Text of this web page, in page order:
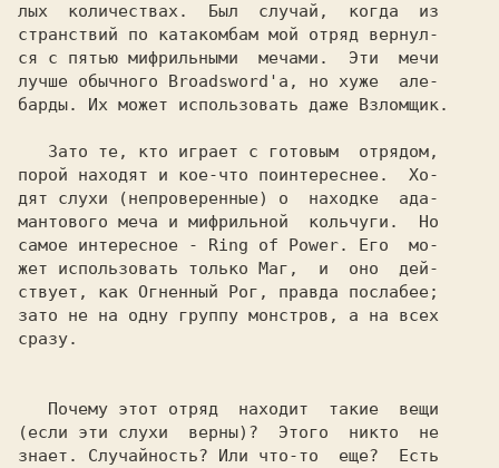
лых  количествах.  Был  случай,  когда  из
странствий по катакомбам мой отряд вернул-
ся с пятью мифрильными  мечами.  Эти  мечи
лучше обычного Broadsword'а, но хуже  але-
барды. Их может использовать даже Взломщик.
порой находят и кое-что поинтереснее.  Хо-
дят слухи (непроверенные) о  находке  ада-
мантового меча и мифрильной  кольчуги.  Но
самое интересное - Ring of Power. Его  мо-
жет использовать только Маг,  и  оно  дей-
ствует, как Огненный Рог, правда послабее;
зато не на одну группу монстров, а на всех
сразу.
(если эти слухи  верны)?  Этого  никто  не
знает. Случайность? Или что-то  еще?  Есть